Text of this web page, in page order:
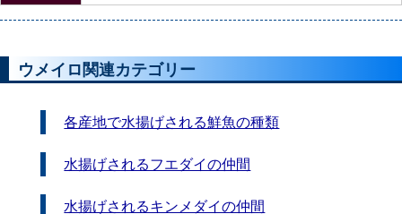
ウメイロ関連カテゴリー
各産地で水揚げされる鮮魚の種類
水揚げされるフエダイの仲間
水揚げされるキンメダイの仲間